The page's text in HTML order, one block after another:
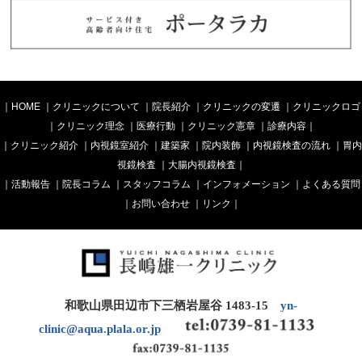
｜ HOME ｜ クリニックについて ｜ 院長紹介 ｜ クリニックの変遷 ｜ クリニックロゴ
｜ クリニック理念｜ 医療行動｜ クリニック憲章｜ 診療内容｜
｜ クリニック紹介｜ 内視鏡室紹介｜ 建築家 ｜ 院内装飾 ｜ 内視鏡検査の流れ｜ 胃内
視鏡検査 ｜ 大腸内視鏡検査 ｜
｜ 活動報告 ｜ 院長コラム ｜ スタッフコラム ｜ インフォメーション ｜ よくある質問
｜ お問い合わせ｜ リンク ｜
和歌山県田辺市下三栖岩屋谷 1483-15 yn-
clinic@aqua.plala.or.jp